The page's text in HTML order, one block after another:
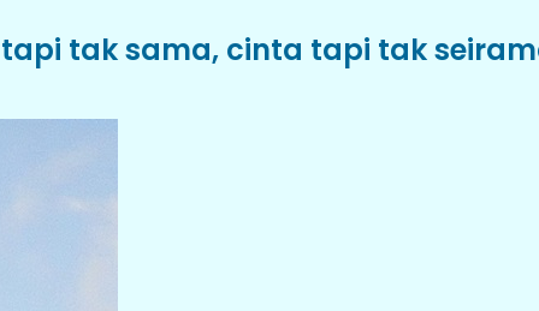
tak sama, cinta tapi tak